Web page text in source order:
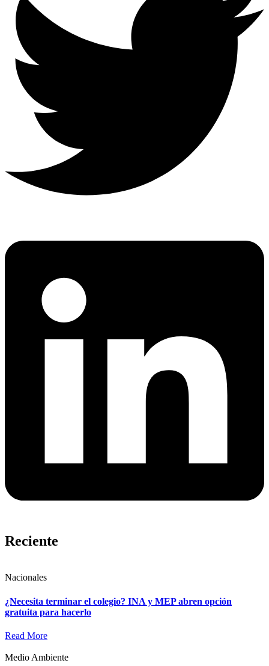
Reciente
Nacionales
¿Necesita terminar el colegio? INA y MEP abren opción
gratuita para hacerlo
Read More
Medio Ambiente